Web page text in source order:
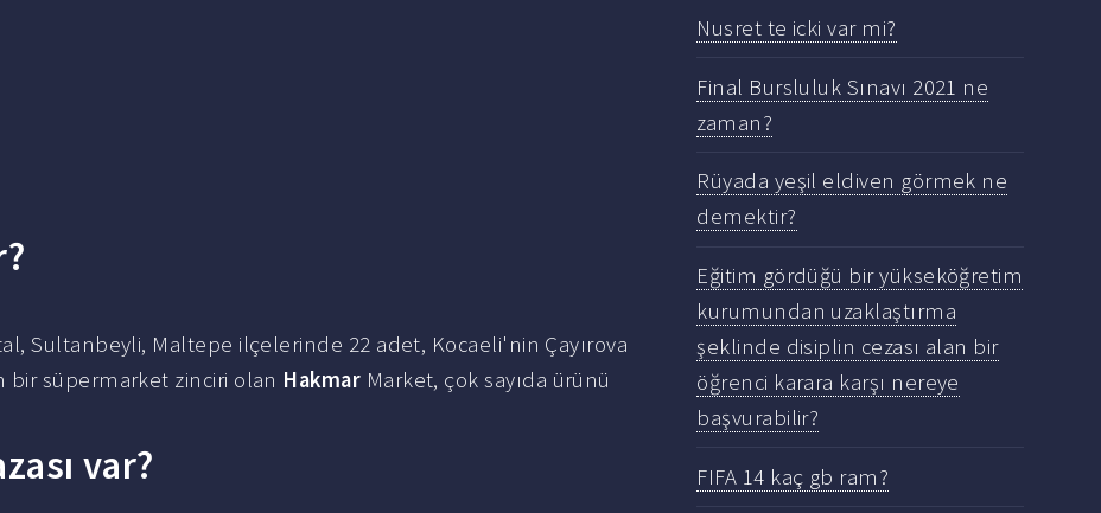
Sultanbeyli, Maltepe ilçelerinde 22 adet, Kocaeli'nin Çayırova
bir süpermarket zinciri olan Hakmar Market, çok sayıda ürünü
var?
Nusret te icki var mi?
Final Bursluluk Sınavı 2021 ne
zaman?
Rüyada yeşil eldiven görmek ne
demektir?
Eğitim gördüğü bir yükseköğretim
kurumundan uzaklaştırma
şeklinde disiplin cezası alan bir
öğrenci karara karşı nereye
başvurabilir?
FIFA 14 kaç gb ram?